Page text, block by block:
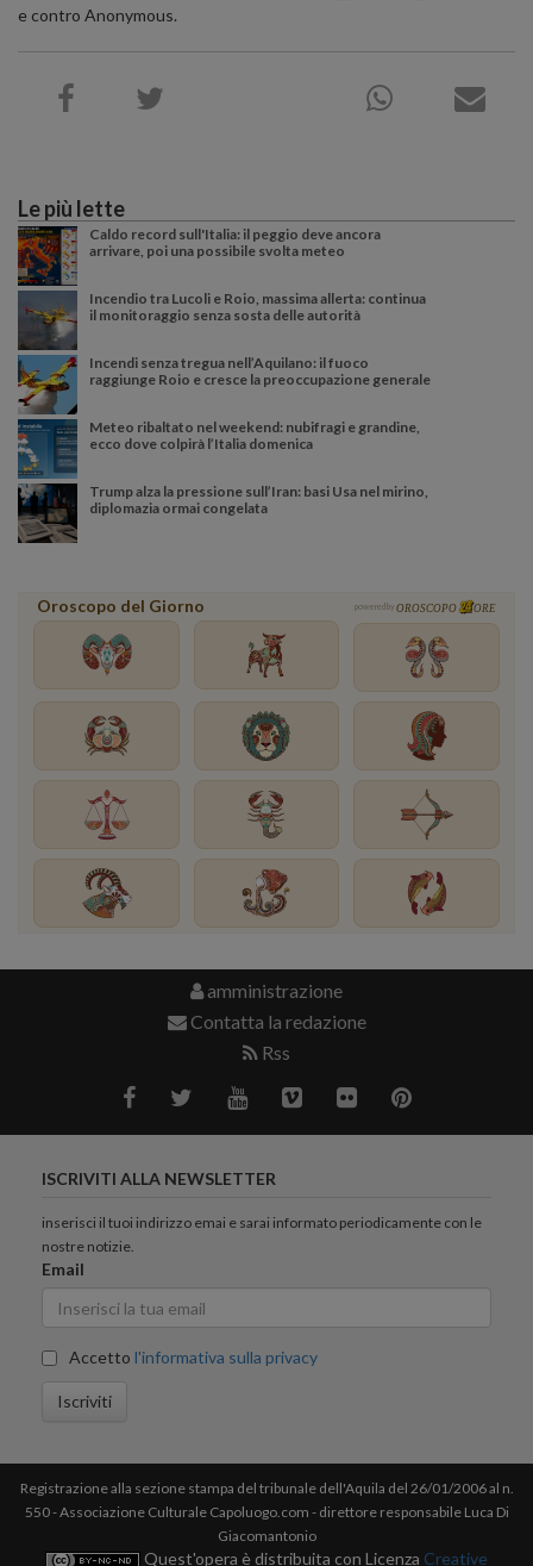
e contro Anonymous.
Le più lette
Caldo record sull'Italia: il peggio deve ancora
arrivare, poi una possibile svolta meteo
Incendio tra Lucoli e Roio, massima allerta: continua
il monitoraggio senza sosta delle autorità
Incendi senza tregua nell’Aquilano: il fuoco
raggiunge Roio e cresce la preoccupazione generale
Meteo ribaltato nel weekend: nubifragi e grandine,
ecco dove colpirà l’Italia domenica
Trump alza la pressione sull’Iran: basi Usa nel mirino,
diplomazia ormai congelata
Oroscopo del Giorno powered by OROSCOPO ORE
amministrazione
Contatta la redazione
Rss
ISCRIVITI ALLA NEWSLETTER
inserisci il tuoi indirizzo emai e sarai informato periodicamente con le
nostre notizie.
Email
Accetto l'informativa sulla privacy
Iscriviti
Registrazione alla sezione stampa del tribunale dell'Aquila del 26/01/2006 al n.
550 - Associazione Culturale Capoluogo.com - direttore responsabile Luca Di
Giacomantonio
Quest'opera è distribuita con Licenza Creative